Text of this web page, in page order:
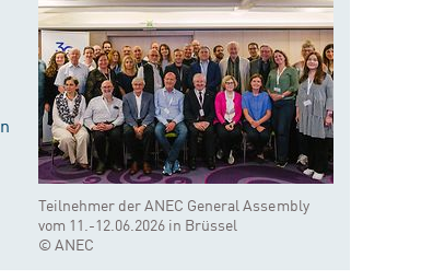
Teilnehmer der ANEC General Assembly
vom 11.-12.06.2026 in Brüssel
© ANEC